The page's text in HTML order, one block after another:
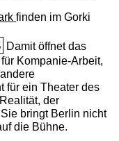
finden im Gorki
Damit öffnet das
Kompanie-Arbeit,
für ein Theater des
der
bringt Berlin nicht
die Bühne.